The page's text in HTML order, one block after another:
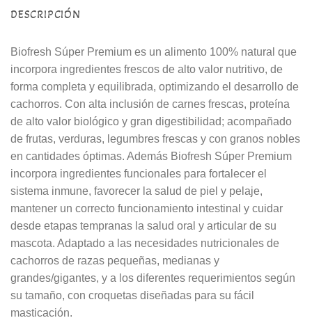
DESCRIPCIÓN
Biofresh Súper Premium es un alimento 100% natural que
incorpora ingredientes frescos de alto valor nutritivo, de
forma completa y equilibrada, optimizando el desarrollo de
cachorros. Con alta inclusión de carnes frescas, proteína
de alto valor biológico y gran digestibilidad; acompañado
de frutas, verduras, legumbres frescas y con granos nobles
en cantidades óptimas. Además Biofresh Súper Premium
incorpora ingredientes funcionales para fortalecer el
sistema inmune, favorecer la salud de piel y pelaje,
mantener un correcto funcionamiento intestinal y cuidar
desde etapas tempranas la salud oral y articular de su
mascota. Adaptado a las necesidades nutricionales de
cachorros de razas pequeñas, medianas y
grandes/gigantes, y a los diferentes requerimientos según
su tamaño, con croquetas diseñadas para su fácil
masticación.